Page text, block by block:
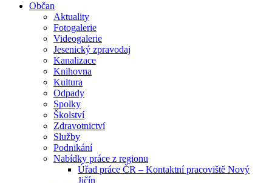
Občan
Aktuality
Fotogalerie
Videogalerie
Jesenický zpravodaj
Kanalizace
Knihovna
Kultura
Odpady
Spolky
Školství
Zdravotnictví
Služby
Podnikání
Nabídky práce z regionu
Úřad práce ČR – Kontaktní pracoviště Nový
Jičín